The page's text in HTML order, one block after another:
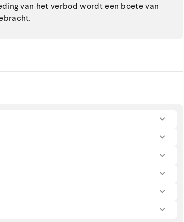
van het verbod wordt een boete van